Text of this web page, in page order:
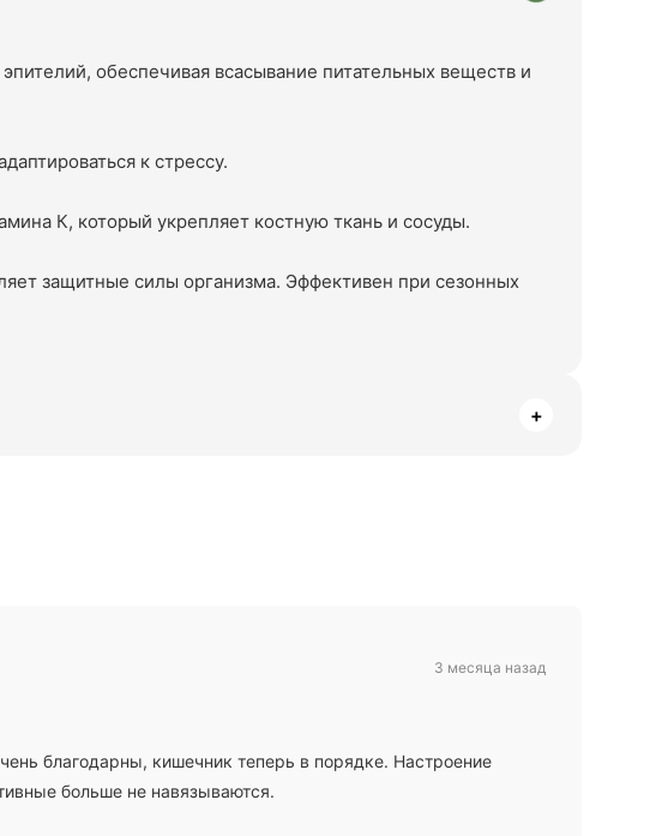
обеспечивая всасывание питательных веществ и
к стрессу.
К, который укрепляет костную ткань и сосуды.
защитные силы организма. Эффективен при сезонных
+
благодарны, кишечник теперь в порядке. Настроение
больше не навязываются.
3 месяца назад